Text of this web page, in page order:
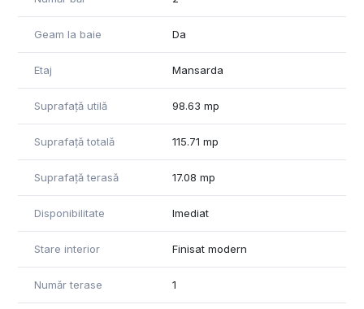
Pentru informații suplimentare sau programarea unei vizionări
nu ezitati sa contactati expertul nostru!
Geam la baie Da
Etaj Mansarda
Suprafață utilă 98.63 mp
Suprafață totală 115.71 mp
Suprafață terasă 17.08 mp
Disponibilitate Imediat
Stare interior Finisat modern
Număr terase 1